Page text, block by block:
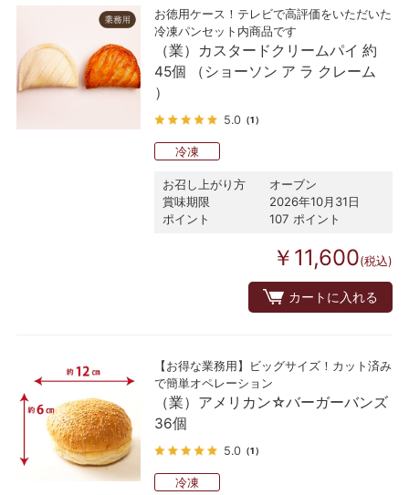
お徳用ケース！テレビで高評価をいただいた
冷凍パンセット内商品です
（業）カスタードクリームパイ 約
45個 （ショーソン ア ラ クレーム
）
5.0 （1）
冷凍
お召し上がり方
オーブン
賞味期限
2026年10月31日
ポイント
107 ポイント
￥11,600(税込)
カートに入れる
【お得な業務用】ビッグサイズ！カット済み
で簡単オペレーション
（業）アメリカン☆バーガーバンズ
36個
5.0 （1）
冷凍